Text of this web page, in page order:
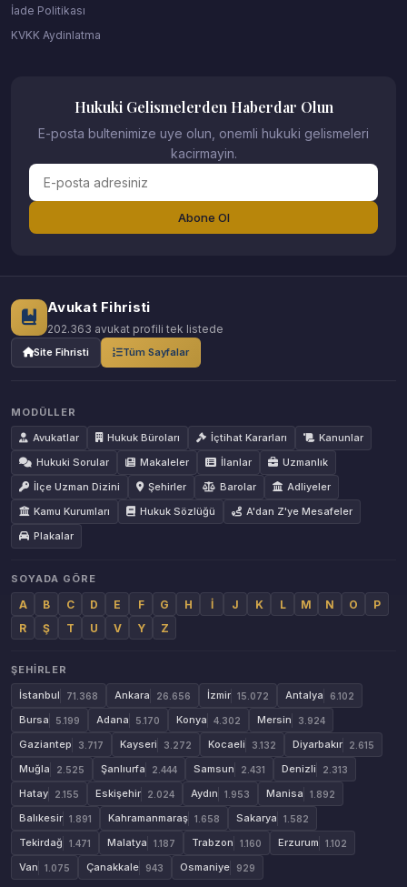
İade Politikası
KVKK Aydinlatma
Hukuki Gelismelerden Haberdar Olun
E-posta bultenimize uye olun, onemli hukuki gelismeleri
kacirmayin.
Abone Ol
Avukat Fihristi
202.363 avukat profili tek listede
Site Fihristi Tüm Sayfalar
MODÜLLER
Avukatlar
Hukuk Büroları İçtihat Kararları
Kanunlar
Hukuki Sorular
Makaleler İlanlar
Uzmanlık
İlçe Uzman Dizini
Şehirler Barolar
Adliyeler
Kamu Kurumları
Hukuk Sözlüğü
A'dan Z'ye Mesafeler
Plakalar
SOYADA GÖRE
A B C D E F G H İ J K L M N O
P
R
Ş T U V Y Z
ŞEHIRLER
İstanbul
71.368 Ankara 26.656 İzmir 15.072 Antalya 6.102
Bursa 5.199 Adana 5.170 Konya 4.302 Mersin 3.924
Gaziantep 3.717 Kayseri 3.272 Kocaeli 3.132 Diyarbakır 2.615
Muğla 2.525 Şanlıurfa 2.444 Samsun 2.431 Denizli 2.313
Hatay 2.155 Eskişehir 2.024 Aydın 1.953 Manisa 1.892
Balıkesir 1.891 Kahramanmaraş 1.658 Sakarya 1.582
Tekirdağ 1.471 Malatya 1.187 Trabzon 1.160 Erzurum 1.102
Van 1.075 Çanakkale 943 Osmaniye 929